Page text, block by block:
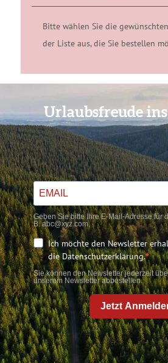
Bitte wählen Sie die
der Liste aus, die Sie bestellen
Urlaubsfreude
Geben Sie bitte Ihre E-Mail-Adresse für
B. abc@xyz.com.
Ich möchte den Newsletter
die Datenschutzerklärung.
Sie können den Newsletter jederzeit
unserem Newsletter abbestellen.
Jetzt